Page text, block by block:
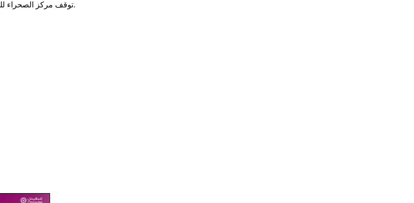
توقف مركز الصحراء للدراسات والاستشارات مع موضوع تزكية المرشحين للانتخابات الرئاسية المقبلة.